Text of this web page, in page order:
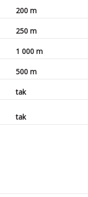
200 m
250 m
1 000 m
500 m
tak
tak